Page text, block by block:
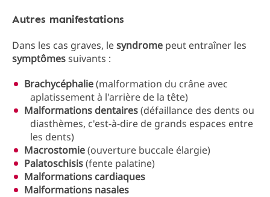
Autres manifestations
Dans les cas graves, lesyndrome peut entraîner les
symptômessuivants :
Brachycéphalie(malformation du crâne avec
aplatissement à l'arrière de la tête)
Malformations dentaires(défaillance des dents ou
diasthèmes, c'est-à-dire de grands espaces entre
les dents)
Macrostomie(ouverture buccale élargie)
Palatoschisis(fente palatine)
Malformations cardiaques
Malformations nasales